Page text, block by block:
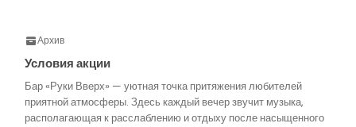
Архив
Условия акции
Бар «Руки Вверх» — уютная точка притяжения любителей
приятной атмосферы. Здесь каждый вечер звучит музыка,
располагающая к расслаблению и отдыху после насыщенного